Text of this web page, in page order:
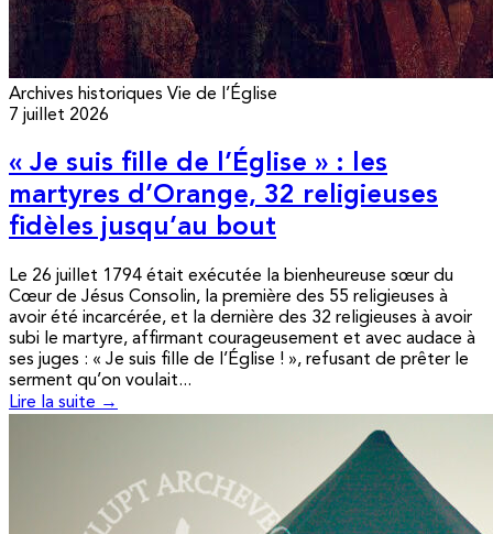
Archives historiques Vie de l’Église
7 juillet 2026
« Je suis fille de l’Église » : les
martyres d’Orange, 32 religieuses
fidèles jusqu’au bout
Le 26 juillet 1794 était exécutée la bienheureuse sœur du
Cœur de Jésus Consolin, la première des 55 religieuses à
avoir été incarcérée, et la dernière des 32 religieuses à avoir
subi le martyre, affirmant courageusement et avec audace à
ses juges : « Je suis fille de l’Église ! », refusant de prêter le
serment qu’on voulait...
Lire la suite →